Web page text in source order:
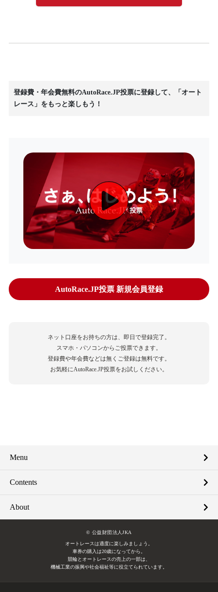
登録費・年会費無料のAutoRace.JP投票に登録して、「オート
レース」をもっと楽しもう！
AutoRace.JP投票 新規会員登録
ネット口座をお持ちの方は、即日で登録完了。
スマホ・パソコンからご投票できます。
登録費や年会費などは無くご登録は無料です。
お気軽にAutoRace.JP投票をお試しください。
Menu
Contents
About
© 公益財団法人JKA
オートレースは適度に楽しみましょう。
車券の購入は20歳になってから。
競輪とオートレースの売上の一部は、
機械工業の振興や社会福祉等に役立てられています。